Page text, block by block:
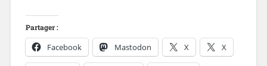
Partager :
Facebook Mastodon X X